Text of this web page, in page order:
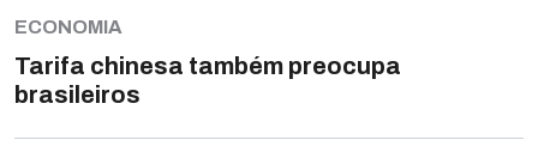
ECONOMIA
Tarifa chinesa também preocupa
brasileiros